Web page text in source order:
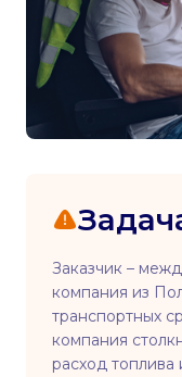
Заказчик –
компания из
транспортных
компания
расход топлива